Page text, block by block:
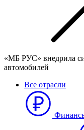
«МБ РУС» внедрила
автомобилей
Все отрасли